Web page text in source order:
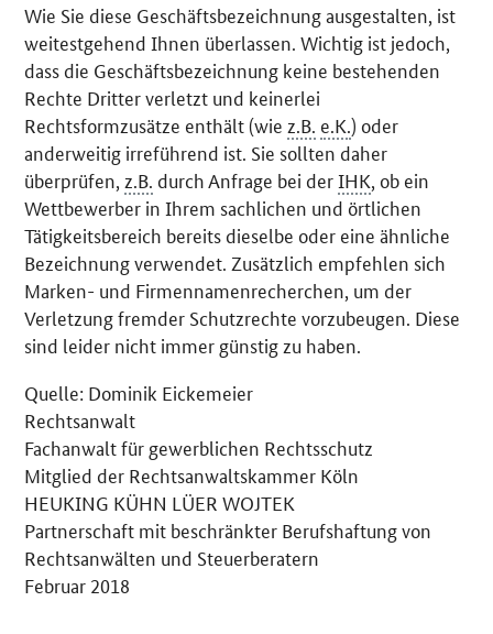
Wie Sie diese Geschäftsbezeichnung ausgestalten, ist
weitestgehend Ihnen überlassen. Wichtig ist jedoch,
dass die Geschäftsbezeichnung keine bestehenden
Rechte Dritter verletzt und keinerlei
Rechtsformzusätze enthält (wie z.B. e.K.) oder
anderweitig irreführend ist. Sie sollten daher
überprüfen, z.B. durch Anfrage bei derIHK, ob ein
Wettbewerber in Ihrem sachlichen und örtlichen
Tätigkeitsbereich bereits dieselbe oder eine ähnliche
Bezeichnung verwendet. Zusätzlich empfehlen sich
Marken- und Firmennamenrecherchen, um der
Verletzung fremder Schutzrechte vorzubeugen. Diese
sind leider nicht immer günstig zu haben.
Quelle: Dominik Eickemeier
Rechtsanwalt
Fachanwalt für gewerblichen Rechtsschutz
Mitglied der Rechtsanwaltskammer Köln
HEUKING KÜHN LÜER WOJTEK
Partnerschaft mit beschränkter Berufshaftung von
Rechtsanwälten und Steuerberatern
Februar 2018